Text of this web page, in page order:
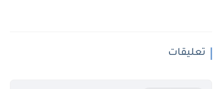
تعليقات